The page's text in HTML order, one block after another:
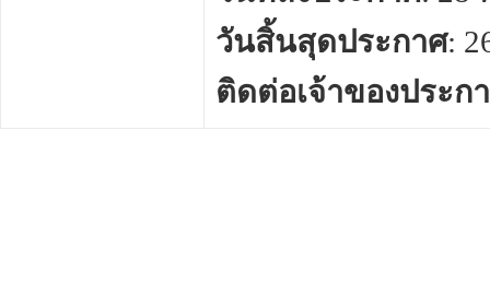
วันสิ้นสุดประกาศ:
ติดต่อเจ้าของประก